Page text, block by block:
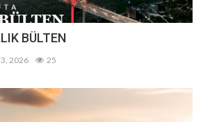
BÜLTEN
2026 25